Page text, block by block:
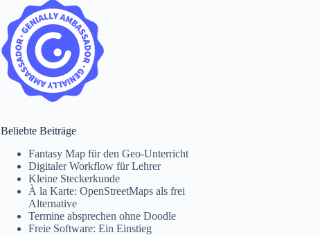
Beliebte Beiträge
Fantasy Map für den Geo-Unterricht
Digitaler Workflow für Lehrer
Kleine Steckerkunde
À la Karte: OpenStreetMaps als frei
Alternative
Termine absprechen ohne Doodle
Freie Software: Ein Einstieg